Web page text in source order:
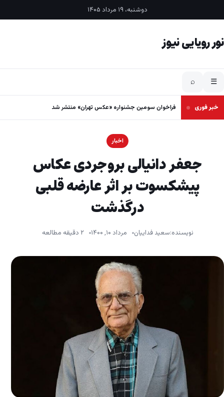
دوشنبه، ۱۹ مرداد ۱۴۰۵
نور رویایی نیوز
☰
⌕
خبر فوری فراخوان سومین جشنواره «عکس تهران» منتشر شد
اخبار
جعفر دانیالی بروجردی عکاس
پیشکسوت بر اثر عارضه قلبی
درگذشت
نویسنده:سعید فداییان مرداد ۱۰, ۱۴۰۰ ۲ دقیقه مطالعه